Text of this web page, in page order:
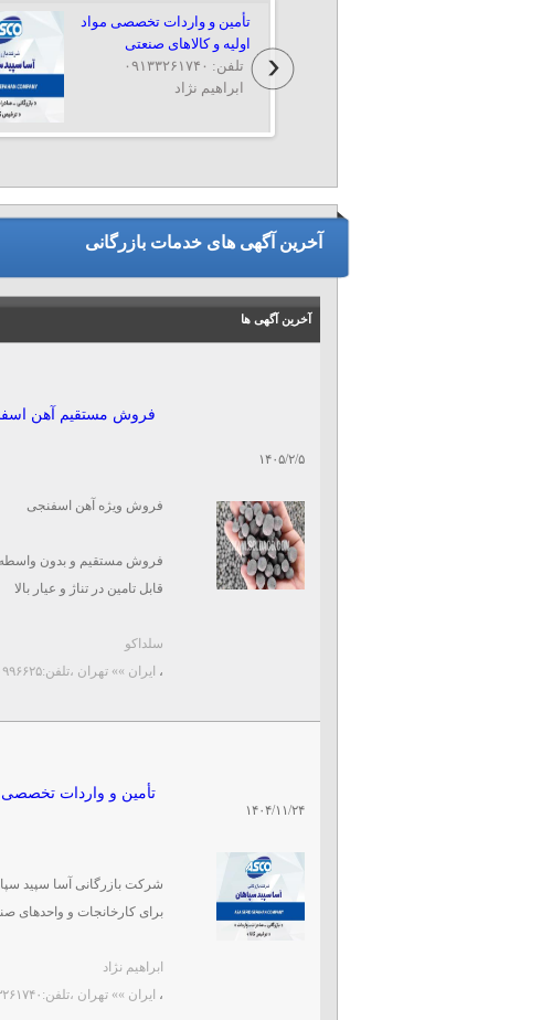
تأمین و واردات تخصصی مواد
اولیه و کالاهای صنعتی
ابراهیم نژاد
تلفن: ۰۹۱۳۳۲۶۱۷۴۰
مهندس تالهی
تلفن: ۰۹۳۵۴۳۰۰۴۰۰
آخرین آگهی های خدمات بازرگانی
آخرین آگهی ها
۱۴۰۵/۲/۵
فروش مستقیم آهن
فروش ویژه آهن اسفنجی
فروش مستقیم و بدون
قابل تامین در تناژ و عیار بالا
سلداکو تامین کننده مستقیم ...
سلداکو
، ایران »» تهران ،تلفن:۰۹۱۹۰۹۹۶۶۲۵
۱۴۰۴/۱۱/۲۴
تأمین و واردات تخصصی
شرکت بازرگانی آسا سپید
برای کارخانجات و واحدهای
ابراهیم نژاد
، ایران »» تهران ،تلفن:۰۹۱۳۳۲۶۱۷۴۰